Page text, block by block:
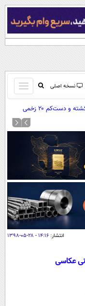
نسخه اصلی
باز
و
بسته
کردن
و دست‌کم ۲۰ زخمی
انتشار: ۱۴:۱۶ - ۲۸-۰۵-۱۳۹۸
عکاسی